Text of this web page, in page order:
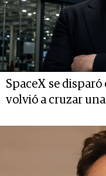
SpaceX se
volvió a cruzar